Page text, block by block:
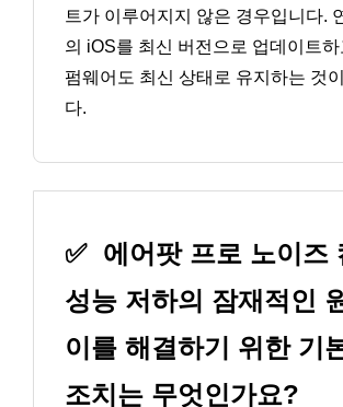
트가 이루어지지 않은 경우입니다.
의 iOS를 최신 버전으로 업데이트
펌웨어도 최신 상태로 유지하는 것
다.
✅ 에어팟 프로 노이즈
성능 저하의 잠재적인
이를 해결하기 위한 기
조치는 무엇인가요?